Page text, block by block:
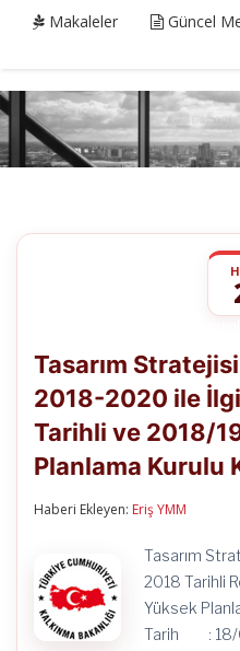
Makaleler Güncel
ve
Eylem
Planı
2018-
2020
ile
İlgili
Sayılı
Tasarım
2018-2020 ile
Tarihli ve 2018/
Planlama Kurulu
Haberi Ekleyen: Eriş YMM
Tasarım
2018 Tarihli
Yüksek
Tarih : 18/